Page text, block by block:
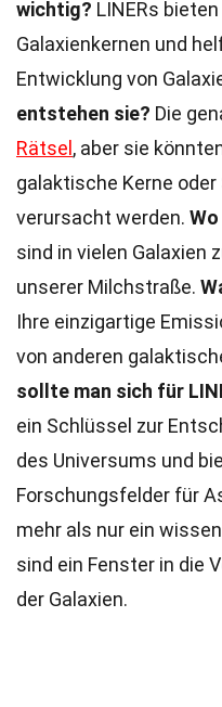
wichtig? LINERs
Galaxienkernen und
Entwicklung von
entstehen sie? Die
Rätsel , aber sie
galaktische Kerne
verursacht werden.
sind in vielen Galaxien
unserer Milchstraße.
Ihre einzigartige
von anderen
sollte man sich für
ein Schlüssel zur
des Universums und
Forschungsfelder für
mehr als nur ein
sind ein Fenster in die
der Galaxien.